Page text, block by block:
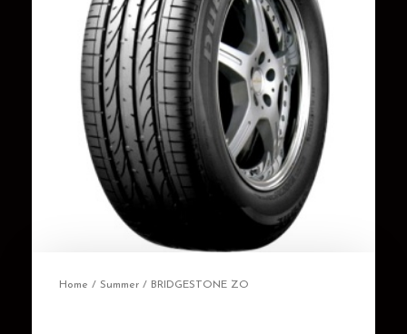
Home / Summer / BRIDGESTONE ZO